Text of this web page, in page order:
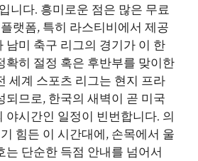
입니다. 흥미로운 점은 많은 무료
랫폼, 특히 라스티비에서 제공
남미 축구 리그의 경기가 이 한
확히 절정 혹은 후반부를 맞이한
세계 스포츠 리그는 현지 프라
되므로, 한국의 새벽이 곧 미국
야시간인 일정이 빈번합니다. 의
힘든 이 시간대에, 손목에서 울
는 단순한 득점 안내를 넘어서